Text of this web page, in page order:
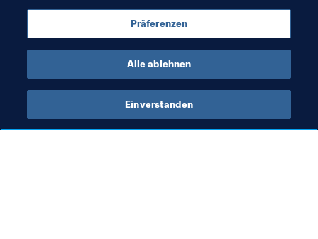
Organisation Qatar
Präferenzen
Alle ablehnen
Einverstanden